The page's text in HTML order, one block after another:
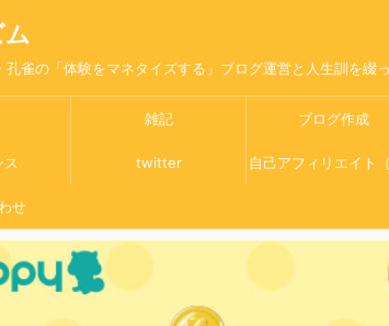
孔雀の「体験をマネタイズする」ブログ運営と人生訓を綴
雑記 ブログ作成
ス twitter 自己アフィリエイト
せ